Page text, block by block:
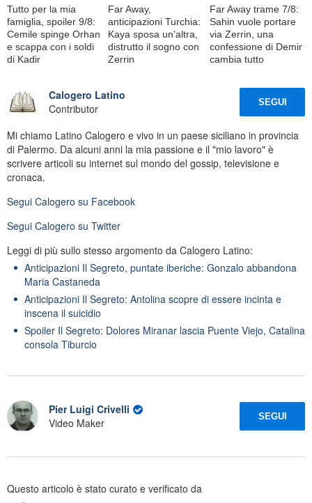
Tutto per la mia
famiglia, spoiler 9/8:
Cemile spinge Orhan
e scappa con i soldi
di Kadir
Far Away,
anticipazioni Turchia:
Kaya sposa un'altra,
distrutto il sogno con
Zerrin
Far Away trame 7/8:
Sahin vuole portare
via Zerrin, una
confessione di Demir
cambia tutto
Calogero Latino
Contributor
SEGUI
Mi chiamo Latino Calogero e vivo in un paese siciliano in provincia
di Palermo. Da alcuni anni la mia passione e il "mio lavoro" è
scrivere articoli su internet sul mondo del gossip, televisione e
cronaca.
Segui Calogero su Facebook
Segui Calogero su Twitter
Leggi di più sullo stesso argomento da Calogero Latino:
Anticipazioni Il Segreto, puntate iberiche: Gonzalo abbandona
Maria Castaneda
Anticipazioni Il Segreto: Antolina scopre di essere incinta e
inscena il suicidio
Spoiler Il Segreto: Dolores Miranar lascia Puente Viejo, Catalina
consola Tiburcio
Pier Luigi Crivelli
Video Maker
SEGUI
Questo articolo è stato curato e verificato da